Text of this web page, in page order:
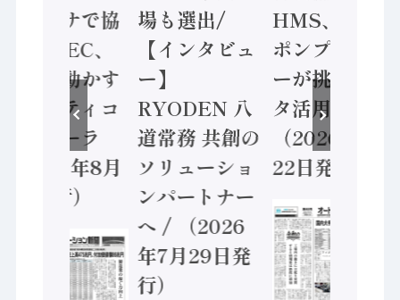
ンセンサで協
業 / IDEC、
安全に動かす
セーフティコ
ントローラ
（2026年8月
5日発行）
場も選出/
【インタビュ
ー】
RYODEN 八
道常務 共創の
ソリューショ
ンパートナー
へ / （2026
年7月29日発
行）
HMS、老舗
ポンプメーカ
ーが挑むデー
タ活用 など
（2026年7月
22日発行）